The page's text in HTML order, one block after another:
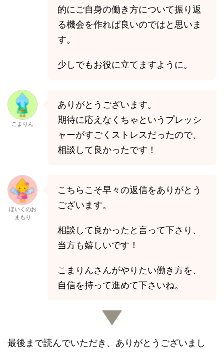
的にご自身の働き方について振り返
る機会を作れば良いのではと思いま
す。
少しでもお役に立てますように。
こまりん
ありがとうございます。
期待に応えなくちゃというプレッシ
ャーがすごくストレスだったので、
相談して良かったです！
ほいくのお
まもり
こちらこそ早々の返信をありがとう
ございます。
相談して良かったと言って下さり、
当方も嬉しいです！
こまりんさんがやりたい働き方を、
自信を持って進めて下さいね。
最後まで読んでいただき、ありがとうございまし